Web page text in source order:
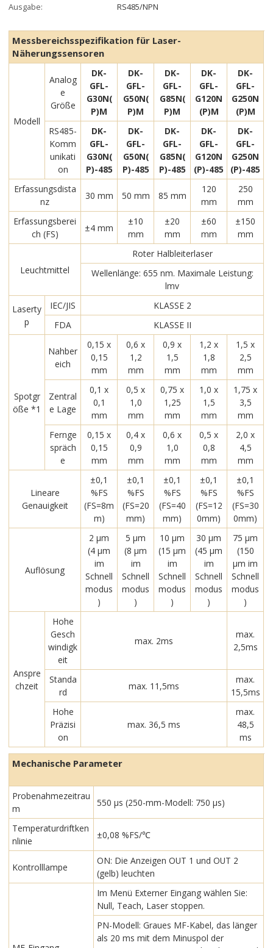
Ausgabe:
RS485/NPN
Messbereichsspezifikation für Laser-
Näherungssensoren
Modell
Analog
e
Größe
DK-
GFL-
G30N(
P)M
DK-
GFL-
G50N(
P)M
DK-
GFL-
G85N(
P)M
DK-
GFL-
G120N
(P)M
DK-
GFL-
G250N
(P)M
RS485-
Komm
unikati
on
DK-
GFL-
G30N(
P)-485
DK-
GFL-
G50N(
P)-485
DK-
GFL-
G85N(
P)-485
DK-
GFL-
G120N
(P)-485
DK-
GFL-
G250N
(P)-485
Erfassungsdista
nz
30 mm 50 mm 85 mm
120
mm
250
mm
Erfassungsberei
ch (FS)
±4 mm
±10
mm
±20
mm
±60
mm
±150
mm
Leuchtmittel
Roter Halbleiterlaser
Wellenlänge: 655 nm. Maximale Leistung:
lmv
Laserty
p
IEC/JIS
KLASSE 2
FDA
KLASSE II
Spotgr
öße *1
Nahber
eich
0,15 x
0,15
mm
0,6 x
1,2
mm
0,9 x
1,5
mm
1,2 x
1,8
mm
1,5 x
2,5
mm
Zentral
e Lage
0,1 x
0,1
mm
0,5 x
1,0
mm
0,75 x
1,25
mm
1,0 x
1,5
mm
1,75 x
3,5
mm
Fernge
spräch
e
0,15 x
0,15
mm
0,4 x
0,9
mm
0,6 x
1,0
mm
0,5 x
0,8
mm
2,0 x
4,5
mm
Lineare
Genauigkeit
±0,1
%FS
(FS=8m
m)
±0,1
%FS
(FS=20
mm)
±0,1
%FS
(FS=40
mm)
±0,1
%FS
(FS=12
0mm)
±0,1
%FS
(FS=30
0mm)
Auflösung
2 μm
(4 μm
im
Schnell
modus
)
5 μm
(8 μm
im
Schnell
modus
)
10 μm
(15 μm
im
Schnell
modus
)
30 μm
(45 μm
im
Schnell
modus
)
75 μm
(150
μm im
Schnell
modus
)
Anspre
chzeit
Hohe
Gesch
windigk
eit
max. 2ms
max.
2,5ms
Standa
rd
max. 11,5ms
max.
15,5ms
Hohe
Präzisi
on
max. 36,5 ms
max.
48,5
ms
Mechanische Parameter
Probenahmezeitrau
m
550 μs (250-mm-Modell: 750 μs)
Temperaturdriftken
nlinie
±0,08 %FS/℃
Kontrolllampe
ON: Die Anzeigen OUT 1 und OUT 2
(gelb) leuchten
Im Menü Externer Eingang wählen Sie:
Null, Teach, Laser stoppen.
PN-Modell: Graues MF-Kabel, das länger
als 20 ms mit dem Minuspol der